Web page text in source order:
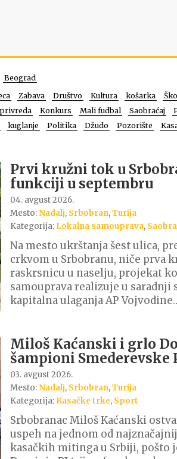
Beograd
Zabava Društvo Kultura košarka
Konkurs Mali fudbal Saobraćaj
kuglanje Politika Džudo Pozorište
Prvi kružni tok u
funkciji u septembru
04. avgust 2026.
Mesto:Nadalj, Srbobran,Turija
Kategorija: Lokalna samouprava,
Na mesto ukrštanja šest ulica,
crkvom u Srbobranu, niče prva
raskrsnicu u naselju, projekat
samouprava realizuje u saradnji
kapitalna ulaganja AP
Miloš Kaćanski i grlo
šampioni Smederevske
03. avgust 2026.
Mesto:Nadalj, Srbobran,Turija
Kategorija: Kasačke trke, Sport
Srbobranac Miloš Kaćanski
uspeh na jednom od
kasačkih mitinga u Srbiji, pošto